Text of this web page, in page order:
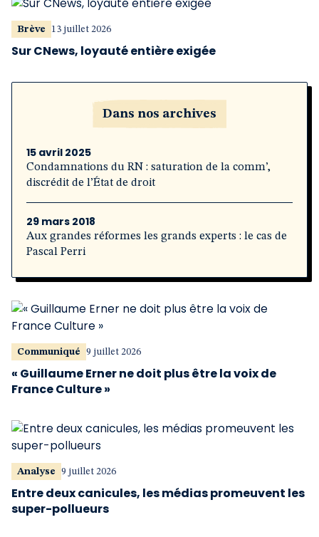
Brève 13 juillet 2026
Sur CNews, loyauté entière exigée
Dans nos archives
15 avril 2025
Condamnations du RN : saturation de la comm’,
discrédit de l’État de droit
29 mars 2018
Aux grandes réformes les grands experts : le cas de
Pascal Perri
Communiqué 9 juillet 2026
« Guillaume Erner ne doit plus être la voix de
France Culture »
Analyse 9 juillet 2026
Entre deux canicules, les médias promeuvent les
super-pollueurs